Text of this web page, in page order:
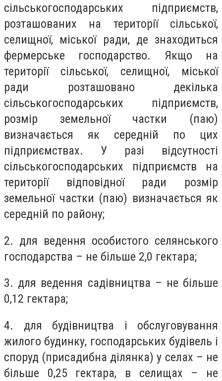
сільськогосподарських підприємств,
розташованих на території сільської,
селищної, міської ради, де знаходиться
фермерське господарство. Якщо на
території сільської, селищної, міської
ради розташовано декілька
сільськогосподарських підприємств,
розмір земельної частки (паю)
визначається як середній по цих
підприємствах. У разі відсутності
сільськогосподарських підприємств на
території відповідної ради розмір
земельної частки (паю) визначається як
середній по району;
2. для ведення особистого селянського
господарства – не більше 2,0 гектара;
3. для ведення садівництва – не більше
0,12 гектара;
4. для будівництва і обслуговування
жилого будинку, господарських будівель і
споруд (присадибна ділянка) у селах – не
більше 0,25 гектара, в селищах – не